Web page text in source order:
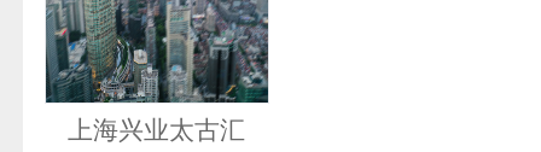
上海兴业太古汇